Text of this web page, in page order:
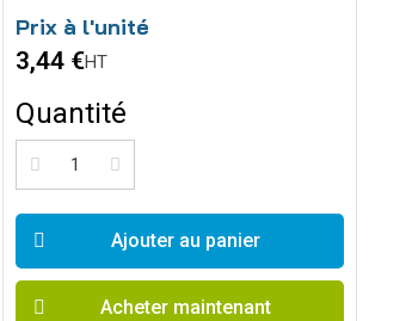
Prix à l'unité
3,44 €HT
Quantité
Ajouter au panier
Acheter maintenant